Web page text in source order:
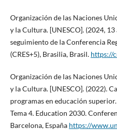
Organización de las Naciones
y la Cultura. [UNESCO]. (2024,
seguimiento de la Conferencia
(CRES+5), Brasilia, Brasil. https://
Organización de las Naciones
y la Cultura. [UNESCO]. (2022).
programas en educación
Tema 4. Education 2030.
Barcelona, España https://